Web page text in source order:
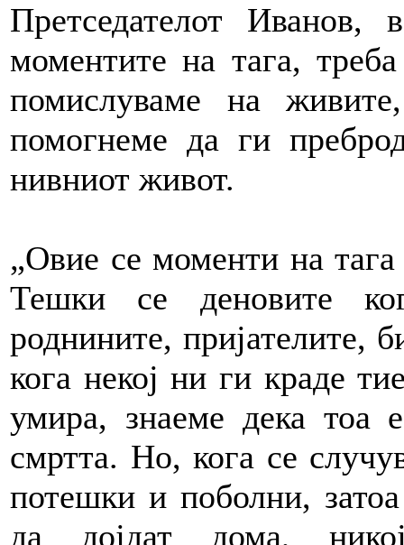
Претседателот Иванов,
моментите на тага,
помислуваме на
помогнеме да ги
нивниот живот.
„Овие се моменти на
Тешки се деновите
роднините, пријателите,
кога некој ни ги краде
умира, знаеме дека тоа
смртта. Но, кога се
потешки и поболни,
да дојдат дома,